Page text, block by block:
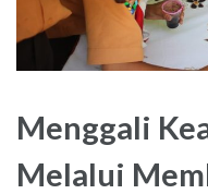
Menggali
Melalui